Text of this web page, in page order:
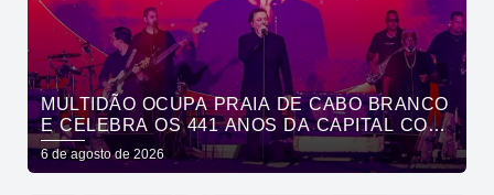
MULTIDÃO OCUPA PRAIA DE CABO BRANCO
E CELEBRA OS 441 ANOS DA CAPITAL COM
SHOWS DE ROUPA NOVA E FÁBIO JR
6 de agosto de 2026